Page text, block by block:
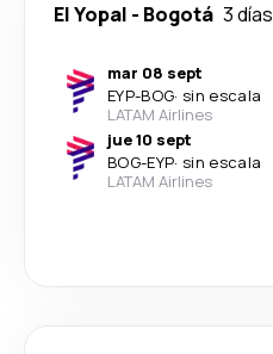
El Yopal - Bogotá 3 días
mar 08 sept
EYP-BOG· sin escala
LATAM Airlines
jue 10 sept
BOG-EYP· sin escala
LATAM Airlines